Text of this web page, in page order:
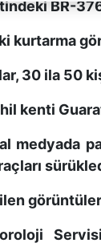
BR-
kurtarma
30 ila 50
kenti
medyada